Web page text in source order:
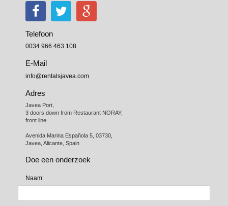
Telefoon
0034 966 463 108
E-Mail
info@rentalsjavea.com
Adres
Javea Port,
3 doors down from Restaurant NORAY,
front line
Avenida Marina Española 5, 03730,
Javea, Alicante, Spain
Doe een onderzoek
Naam: